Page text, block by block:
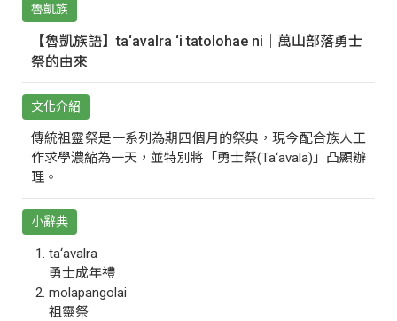
魯凱族
【魯凱族語】ta‘avalra ‘i tatolohae ni｜萬山部落勇士
祭的由來
文化介紹
傳統祖靈祭是一系列為期四個月的祭典，現今配合族人工
作求學濃縮為一天，並特別將「勇士祭(Ta‘avala)」凸顯辦
理。
小辭典
ta‘avalra
勇士成年禮
molapangolai
祖靈祭